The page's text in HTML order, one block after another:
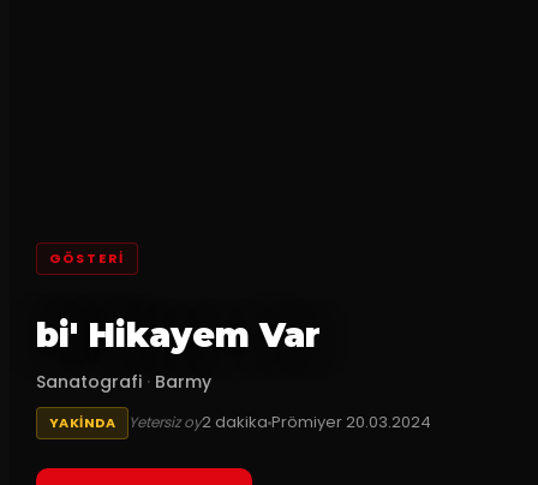
GÖSTERI
bi' Hikayem Var
Sanatografi · Barmy
YAKINDA Yetersiz oy2 dakikaPrömiyer 20.03.2024